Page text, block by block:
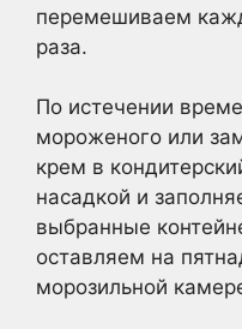
перемешиваем
раза.
По истечении
мороженого или
крем в
насадкой и
выбранные
оставляем на
морозильной